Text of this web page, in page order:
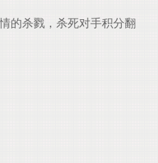
的杀戮，杀死对手积分翻